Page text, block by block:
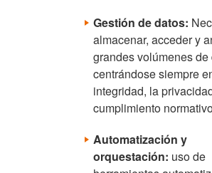
Gestión de datos:
almacenar, acceder y
grandes volúmenes de
centrándose siempre
integridad, la
cumplimiento
Automatización y
orquestación: uso de